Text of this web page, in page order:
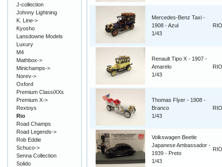
Mercedes-Benz Taxi -
1908 - Azul
1/43
RIO
Renault Tipo X - 1907 -
Amarelo
1/43
RIO
Thomas Flyer - 1908 -
Branco
1/43
RIO
Volkswagen Beetle
Japanese Ambassador -
1939 - Preto
1/43
RIO
J-collection
Johnny Lightning
K. Line->
Kyosho
Lansdowne Models
Luxury
M4
Mathbox->
Minichamps->
Norev->
Oxford
Premium ClassiXXs
Premium X->
Rextoys
Rio
Road Champs
Road Legends->
Rob Eddie
Schuco->
Senna Collection
Solido